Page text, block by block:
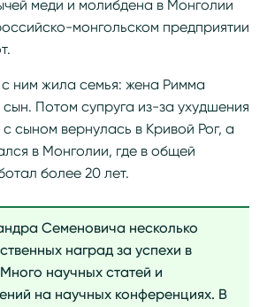
меди и молибдена в Монголии
монгольском предприятии
ним жила семья: жена Римма
Потом супруга из-за ухудшения
сыном вернулась в Кривой Рог, а
в Монголии, где в общей
более 20 лет.
Семеновича несколько
наград за успехи в
научных статей и
на научных конференциях. В